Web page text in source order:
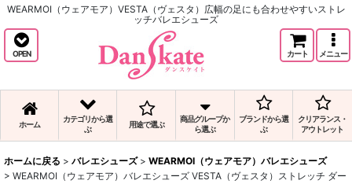
WEARMOI（ウェアモア）VESTA（ヴェスタ）広幅の足にも合わせやすいストレ
ッチバレエシューズ
OPEN カート メニュー
ホーム
カテゴリから選
ぶ
用途で選ぶ
商品グループか
ら選ぶ
ブランドから選
ぶ
クリアランス・
アウトレット
ホームに戻る > バレエシューズ > WEARMOI（ウェアモア）バレエシューズ
> WEARMOI（ウェアモア）バレエシューズ VESTA（ヴェスタ）ストレッチ ダー